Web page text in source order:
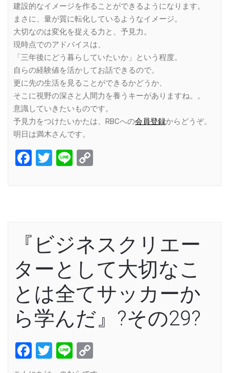
建設的なイメージを作ることができるようになります。
まさに、量が質に転化しているようなイメージ。
大切なのは変化を捉える力と、予見力。
現時点でのアドバイスは、
「三年後にどう暮らしていたいか」という程度。
自らの経験値を活かしてお話できるので。
更に先の生活を見ることができるかどうか、
そこに視野の深さと人間力を養うキーがありますね。。
意識していきたいものです。
予見力をつけたいかたは、RBCへの会員登録からどうぞ。
明日は満木さんです。
Facebook
Twitter
Line
『ビジネスクリエー
ターとして大切なこ
とは全てサッカーか
ら学んだ』?その29?
Facebook
Twitter
Line
Link